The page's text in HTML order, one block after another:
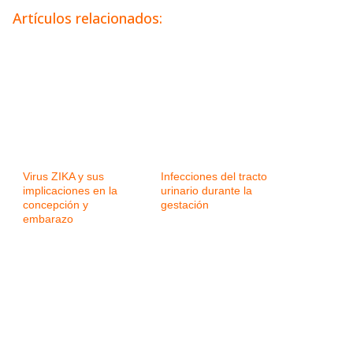
Artículos relacionados:
Virus ZIKA y sus
implicaciones en la
concepción y
embarazo
Infecciones del tracto
urinario durante la
gestación